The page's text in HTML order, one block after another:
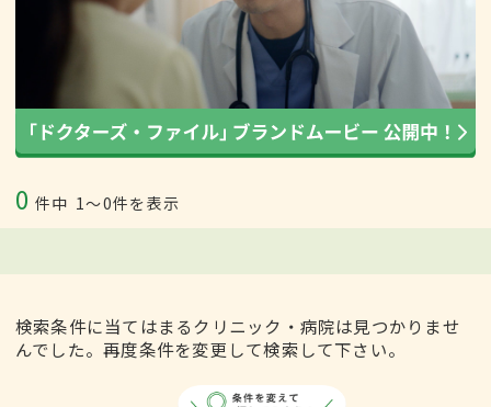
0 件中 1〜0件を表示
検索条件に当てはまるクリニック・病院は見つかりませ
んでした。再度条件を変更して検索して下さい。